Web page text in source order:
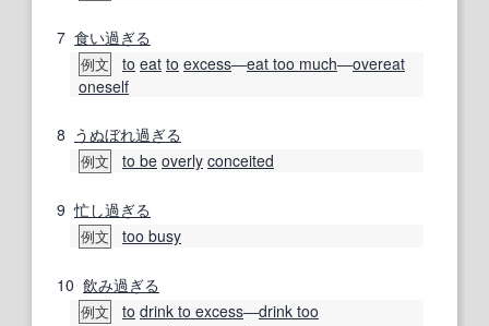
7 食い過ぎる
例文 to eat to excess―eat too much―overeat
oneself
8 うぬぼれ過ぎる
例文 to be overly conceited
9 忙し過ぎる
例文 too busy
10 飲み過ぎる
例文 to drink to excess―drink too